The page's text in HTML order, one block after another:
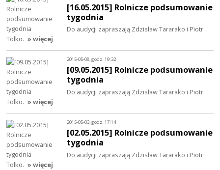
[16.05.2015] Rolnicze podsumowanie
tygodnia
Do audycji zapraszają Zdzisław Tararako i Piotr
Tolko. » więcej
2015-05-08, godz. 19:32
[09.05.2015] Rolnicze podsumowanie
tygodnia
Do audycji zapraszają Zdzisław Tararako i Piotr
Tolko. » więcej
2015-05-03, godz. 17:14
[02.05.2015] Rolnicze podsumowanie
tygodnia
Do audycji zapraszają Zdzisław Tararako i Piotr
Tolko. » więcej